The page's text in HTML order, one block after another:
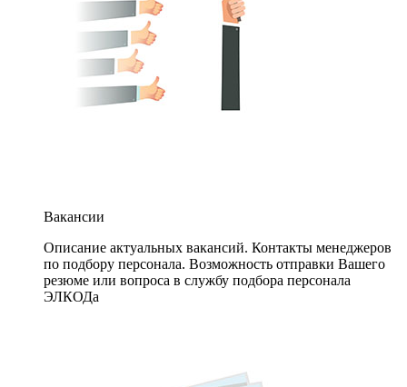
Вакансии
Описание актуальных вакансий. Контакты менеджеров
по подбору персонала. Возможность отправки Вашего
резюме или вопроса в службу подбора персонала
ЭЛКОДа